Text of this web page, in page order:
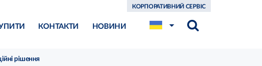
КОНТАКТИ НОВИНИ
КОРПОРАТИВНИЙ СЕРВІС
рішення